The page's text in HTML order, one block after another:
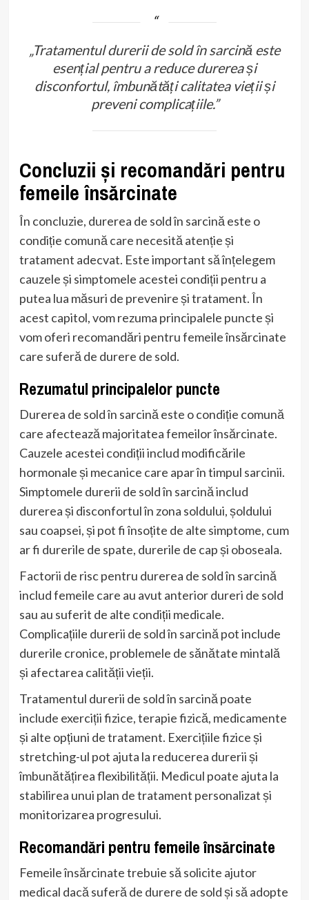
„Tratamentul durerii de sold în sarcină este
esențial pentru a reduce durerea și
disconfortul, îmbunătăți calitatea vieții și
preveni complicațiile.”
Concluzii și recomandări pentru
femeile însărcinate
În concluzie, durerea de sold în sarcină este o
condiție comună care necesită atenție și
tratament adecvat. Este important să înțelegem
cauzele și simptomele acestei condiții pentru a
putea lua măsuri de prevenire și tratament. În
acest capitol, vom rezuma principalele puncte și
vom oferi recomandări pentru femeile însărcinate
care suferă de durere de sold.
Rezumatul principalelor puncte
Durerea de sold în sarcină este o condiție comună
care afectează majoritatea femeilor însărcinate.
Cauzele acestei condiții includ modificările
hormonale și mecanice care apar în timpul sarcinii.
Simptomele durerii de sold în sarcină includ
durerea și disconfortul în zona soldului, șoldului
sau coapsei, și pot fi însoțite de alte simptome, cum
ar fi durerile de spate, durerile de cap și oboseala.
Factorii de risc pentru durerea de sold în sarcină
includ femeile care au avut anterior dureri de sold
sau au suferit de alte condiții medicale.
Complicațiile durerii de sold în sarcină pot include
durerile cronice, problemele de sănătate mintală
și afectarea calității vieții.
Tratamentul durerii de sold în sarcină poate
include exerciții fizice, terapie fizică, medicamente
și alte opțiuni de tratament. Exercițiile fizice și
stretching-ul pot ajuta la reducerea durerii și
îmbunătățirea flexibilității. Medicul poate ajuta la
stabilirea unui plan de tratament personalizat și
monitorizarea progresului.
Recomandări pentru femeile însărcinate
Femeile însărcinate trebuie să solicite ajutor
medical dacă suferă de durere de sold și să adopte